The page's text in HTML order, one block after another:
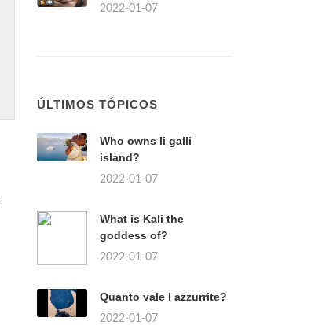
2022-01-07
ÚLTIMOS TÓPICOS
Who owns li galli
island?
2022-01-07
What is Kali the
goddess of?
2022-01-07
Quanto vale l azzurrite?
2022-01-07